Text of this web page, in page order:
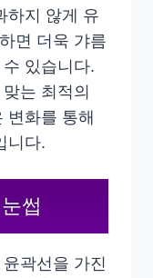
하지 않게 유
면 더욱 갸름
있습니다.
는 최적의
변화를 통해
니다.
썹
곽선을 가진